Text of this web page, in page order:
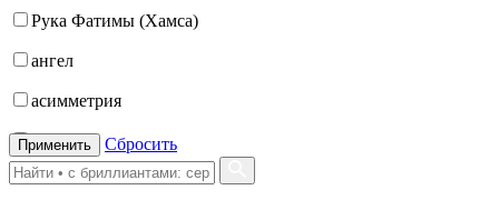
Рука Фатимы (Хамса)
ангел
асимметрия
бабочка
бантик
Применить Сбросить